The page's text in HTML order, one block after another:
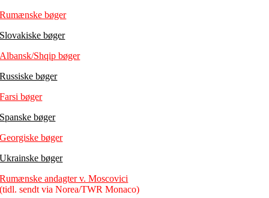
Rumænske bøger
Slovakiske bøger
Albansk/Shqip bøger
Russiske bøger
Farsi bøger
Spanske bøger
Georgiske bøger
Ukrainske bøger
Rumænske andagter v. Moscovici
(tidl. sendt via Norea/TWR Monaco)